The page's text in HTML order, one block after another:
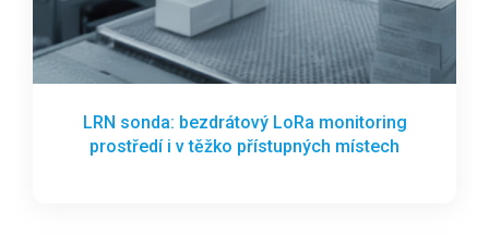
LRN sonda: bezdrátový LoRa monitoring
prostředí i v těžko přístupných místech